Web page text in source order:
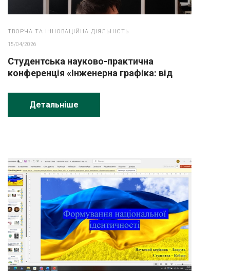
ТВОРЧА ТА ІННОВАЦІЙНА ДІЯЛЬНІСТЬ
15/04/2026
Студентська науково-практична
конференція «Інженерна графіка: від
Детальніше